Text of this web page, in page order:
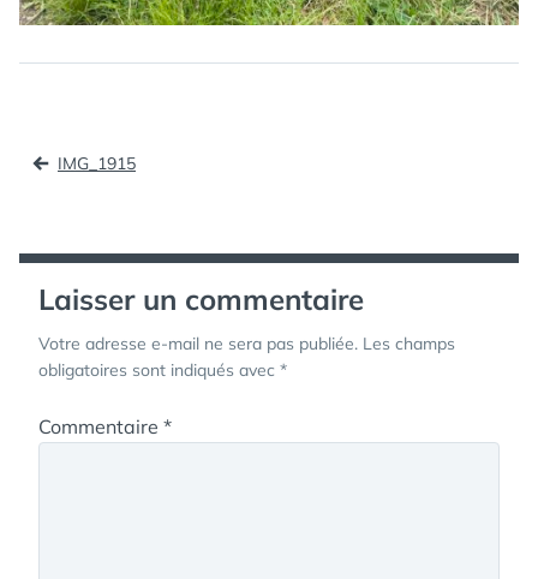
Navigation
IMG_1915
Laisser un commentaire
Votre adresse e-mail ne sera pas publiée. Les champs
obligatoires sont indiqués avec *
Commentaire *